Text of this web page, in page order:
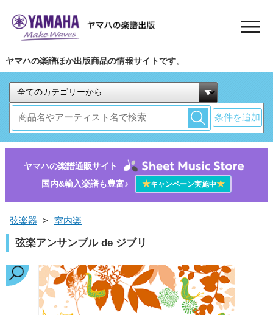
ヤマハの楽譜ほか出版商品の情報サイトです。
条件を追加
ヤマハの楽譜通販サイト
国内&輸入楽譜も豊富♪
★キャンペーン実施中★
弦楽器 > 室内楽
弦楽アンサンブル de ジブリ